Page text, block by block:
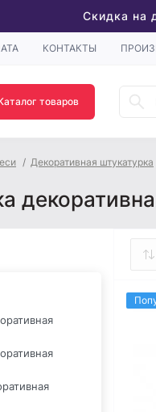
Скидка на
КОНТАКТЫ
товаров
Декоративная штукатурка